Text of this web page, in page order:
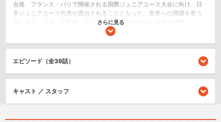
会後、フランス・パリで開催される国際ジュニアユース大会に向け、日
本ジュニアユース代表が選出されることとなった。世界への飛躍を誓う
翼に加え、日向、若島津、そして若林、岬の海外組ら最強の布陣。一
方、日本を実力で上回る世界のサッカー大国も動き出していた。ドイツ
リアのヘルナンデスら、新たなライバルたちもまた世界一の座を手中に
収めるべくパリに集結。夢と誇りを懸けた激闘が今、始まるのだった!!
さらに見る
エピソード（全39話）
キャスト ／ スタッフ